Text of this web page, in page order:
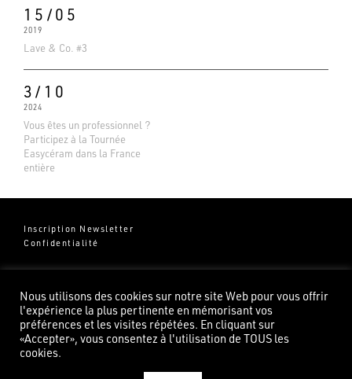
15/05
2019
Lave & Co. #3
3/10
2024
Vous êtes un professionnel ?
Participez à la Tournée
Easycéram dans la France
entière
Inscription Newsletter
Confidentialité
Groupe Pierredeplan
82100 Castelsarrasin
Nous utilisons des cookies sur notre site Web pour vous offrir
l'expérience la plus pertinente en mémorisant vos
préférences et les visites répétées. En cliquant sur
«Accepter», vous consentez à l'utilisation de TOUS les
cookies.